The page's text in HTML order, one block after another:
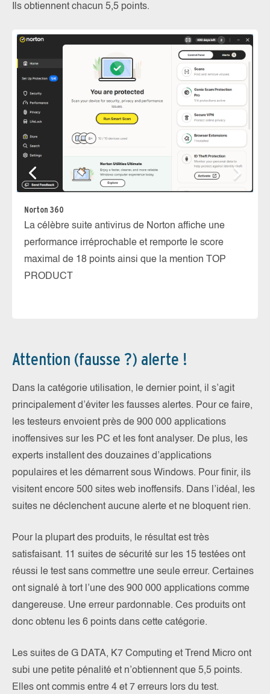
Ils obtiennent chacun 5,5 points.
Norton 360
La célèbre suite antivirus de Norton affiche une
performance irréprochable et remporte le score
maximal de 18 points ainsi que la mention TOP
PRODUCT
Attention (fausse ?) alerte !
Dans la catégorie utilisation, le dernier point, il s’agit
principalement d’éviter les fausses alertes. Pour ce faire,
les testeurs envoient près de 900 000 applications
inoffensives sur les PC et les font analyser. De plus, les
experts installent des douzaines d’applications
populaires et les démarrent sous Windows. Pour finir, ils
visitent encore 500 sites web inoffensifs. Dans l’idéal, les
suites ne déclenchent aucune alerte et ne bloquent rien.
Pour la plupart des produits, le résultat est très
satisfaisant. 11 suites de sécurité sur les 15 testées ont
réussi le test sans commettre une seule erreur. Certaines
ont signalé à tort l’une des 900 000 applications comme
dangereuse. Une erreur pardonnable. Ces produits ont
donc obtenu les 6 points dans cette catégorie.
Les suites de G DATA, K7 Computing et Trend Micro ont
subi une petite pénalité et n’obtiennent que 5,5 points.
Elles ont commis entre 4 et 7 erreurs lors du test.